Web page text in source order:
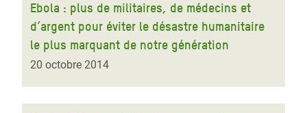
Ebola : plus de militaires, de médecins et
d’argent pour éviter le désastre humanitaire
le plus marquant de notre génération
20 octobre 2014